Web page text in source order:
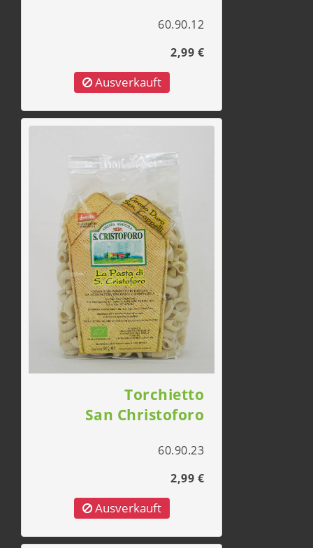
60.90.12
2,99 €
Ausverkauft
Torchietto
San Christoforo
60.90.23
2,99 €
Ausverkauft